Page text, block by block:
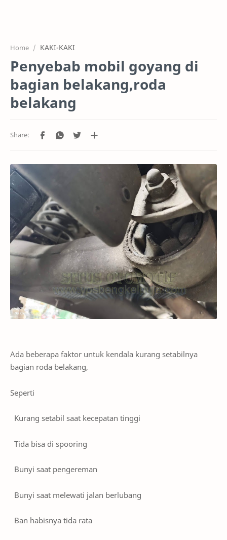
PROJEK
SYSTEM
RTL MODE
Home KAKI-KAKI
Penyebab mobil goyang di
bagian belakang,roda
belakang
Ada beberapa faktor untuk kendala kurang setabilnya
bagian roda belakang,
Seperti
Kurang setabil saat kecepatan tinggi
Tida bisa di spooring
Bunyi saat pengereman
Bunyi saat melewati jalan berlubang
Ban habisnya tida rata